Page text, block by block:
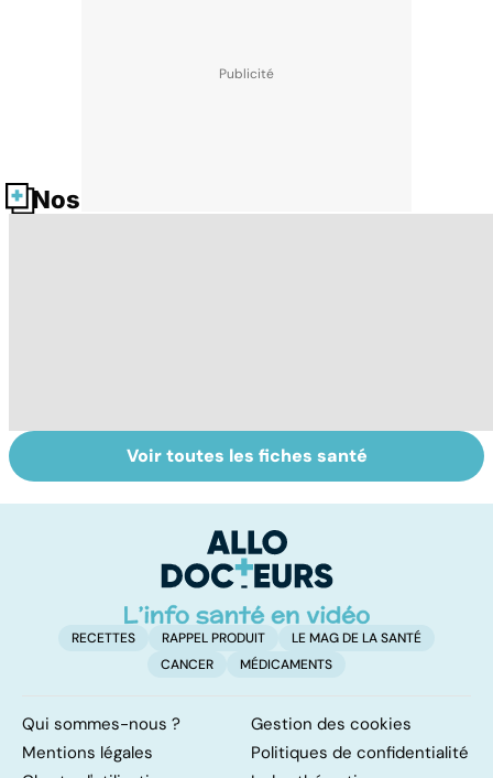
Nos fiches santé
symptômes,
Tout savoir sur
les transfusions
Voir toutes les fiches santé
RECETTES RAPPEL PRODUIT
LE MAG DE LA SANTÉ
CANCER
MÉDICAMENTS
Qui sommes-nous ?
Gestion des cookies
Mentions légales
Politiques de confidentialité